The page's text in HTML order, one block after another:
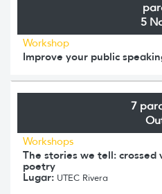
5
Workshop
Improve your public
7
Workshops
The stories we tell:
poetry
Lugar: UTEC Rivera